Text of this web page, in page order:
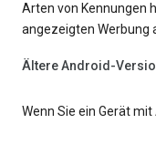
Arten von Kennungen
angezeigten Werbung
Ältere Android-
Wenn Sie ein Gerät